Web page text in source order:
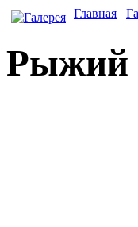
Главная
Рыжий